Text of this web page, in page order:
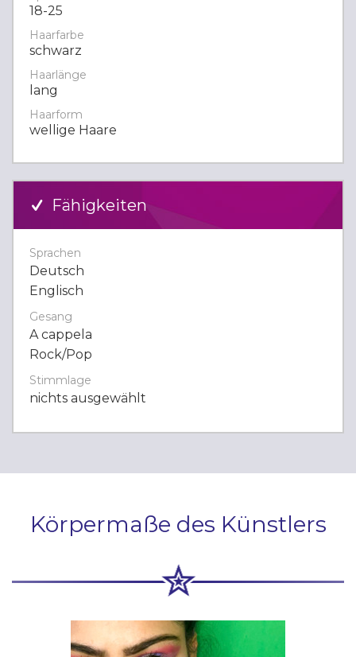
18-25
Haarfarbe
schwarz
Haarlänge
lang
Haarform
wellige Haare
Fähigkeiten
Sprachen
Deutsch
Englisch
Gesang
A cappela
Rock/Pop
Stimmlage
nichts ausgewählt
Körpermaße des Künstlers